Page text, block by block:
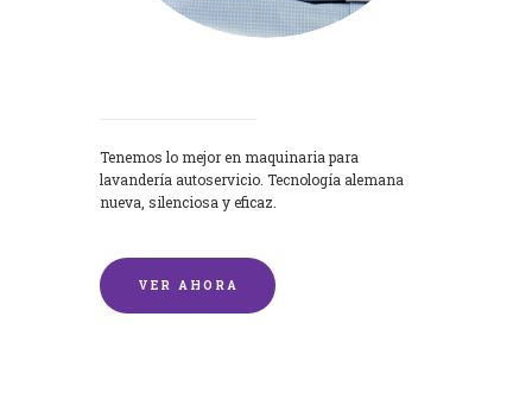
Tenemos lo mejor en maquinaria para
lavandería autoservicio. Tecnología alemana
nueva, silenciosa y eficaz.
VER AHORA